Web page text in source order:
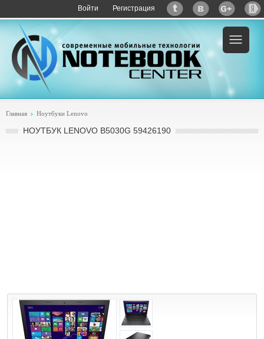
Войти Регистрация
Пример:купить Lenovo B5030G 59426190
Главная Ноутбуки Lenovo
НОУТБУК LENOVO B5030G 59426190